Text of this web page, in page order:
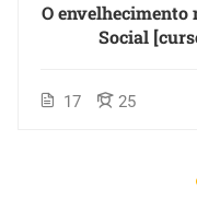
O envelhecimento
Social
17 25